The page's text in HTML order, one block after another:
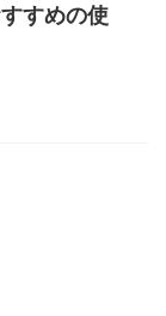
すめの使